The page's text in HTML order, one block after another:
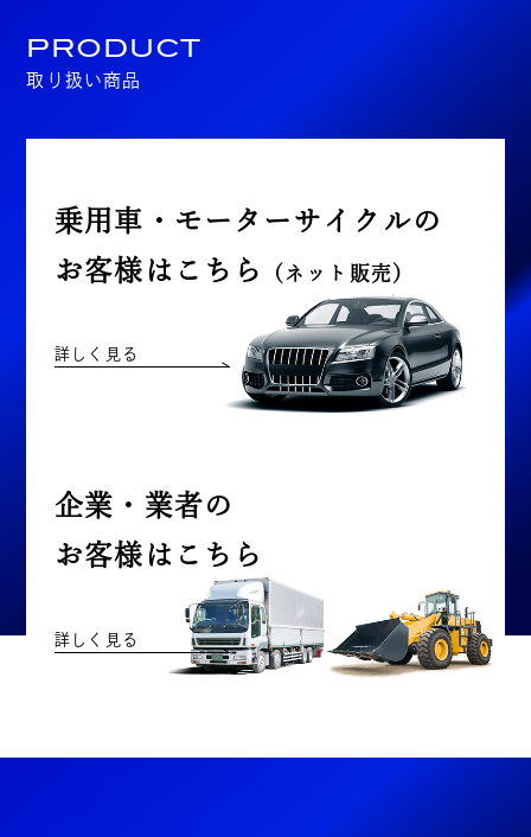
PRODUCT
取り扱い商品
乗用車・モーターサイクルの
お客様はこちら
（ネット販売）
詳しく見る
企業・業者の
お客様はこちら
詳しく見る